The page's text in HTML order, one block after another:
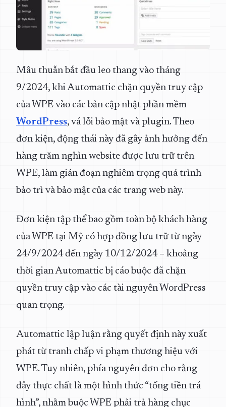
Mâu thuẫn bắt đầu leo thang vào tháng
9/2024, khi Automattic chặn quyền truy cập
của WPE vào các bản cập nhật phần mềm
WordPress, vá lỗi bảo mật và plugin. Theo
đơn kiện, động thái này đã gây ảnh hưởng đến
hàng trăm nghìn website được lưu trữ trên
WPE, làm gián đoạn nghiêm trọng quá trình
bảo trì và bảo mật của các trang web này.
Đơn kiện tập thể bao gồm toàn bộ khách hàng
của WPE tại Mỹ có hợp đồng lưu trữ từ ngày
24/9/2024 đến ngày 10/12/2024 – khoảng
thời gian Automattic bị cáo buộc đã chặn
quyền truy cập vào các tài nguyên WordPress
quan trọng.
Automattic lập luận rằng quyết định này xuất
phát từ tranh chấp vi phạm thương hiệu với
WPE. Tuy nhiên, phía nguyên đơn cho rằng
đây thực chất là một hình thức “tống tiền trá
hình”, nhằm buộc WPE phải trả hàng chục